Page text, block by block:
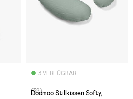
3 VERFÜGBAR
(39)
Doomoo Stillkissen Softy,